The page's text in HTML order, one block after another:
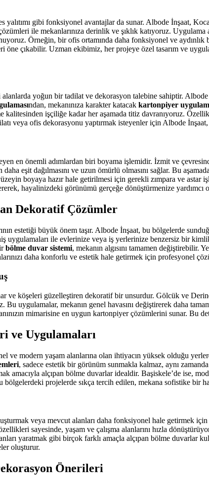
yalıtımı gibi fonksiyonel avantajlar da sunar. Albode İnşaat,
ile mekanlarınıza derinlik ve şıklık katıyoruz. Uygulama
Örneğin, bir ofis ortamında daha fonksiyonel ve
öne çıkabilir. Uzman ekibimiz, her projeye özel tasarım ve
yoğun bir tadilat ve dekorasyon talebine sahiptir.
ndan, mekanınıza karakter katacak kartonpiyer
kalitesinden işçiliğe kadar her aşamada titiz davranıyoruz.
veya ofis dekorasyonu yaptırmak isteyenler için Albode
en önemli adımlardan biri boyama işlemidir. İzmit ve
eşit dağılmasını ve uzun ömürlü olmasını sağlar. Bu
boyaya hazır hale getirilmesi için gerekli zımpara ve astar
hayalinizdeki görünümü gerçeğe dönüştürmenize yardımcı
Dekoratif Çözümler
estetiği büyük önem taşır. Albode İnşaat, bu bölgelerde
uygulamaları ile evlerinize veya iş yerlerinize benzersiz bir
bölme duvar sistemi, mekanın algısını tamamen değiştirebilir.
daha konforlu ve estetik hale getirmek için profesyonel
ve köşeleri güzelleştiren dekoratif bir unsurdur. Gölcük ve
uygulamalar, mekanın genel havasını değiştirerek daha
mimarisine en uygun kartonpiyer çözümlerini sunar. Bu
ve Uygulamaları
ve modern yaşam alanlarına olan ihtiyacın yüksek olduğu
, sadece estetik bir görünüm sunmakla kalmaz, aynı zamanda
amacıyla alçıpan bölme duvarlar idealdir. Başiskele’de ise,
bölgelerdeki projelerde sıkça tercih edilen, mekana sofistike bir
veya mevcut alanları daha fonksiyonel hale getirmek
sayesinde, yaşam ve çalışma alanlarını hızla
yaratmak gibi birçok farklı amaçla alçıpan bölme duvarlar
oluşturur.
Önerileri